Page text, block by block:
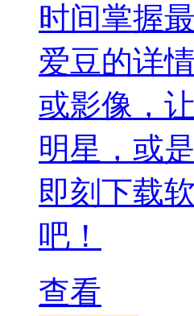
时间掌握
爱豆的详
或影像，
明星，或
即刻下载
吧！
查看